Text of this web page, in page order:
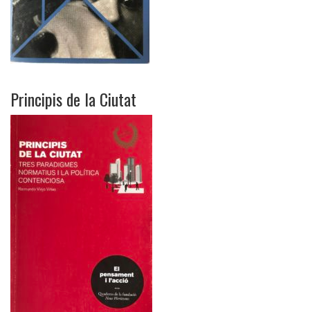
Principis de la Ciutat